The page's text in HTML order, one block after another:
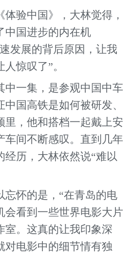
验中国》，大林觉得，
中国进步的内在机
发展的背后原因，让我
惊叹了”。
一集，是参观中国中车
国高铁是如何被研发、
里，他和搭档一起戴上安
车间不断感叹。直到几年
经历，大林依然说“难以
怀的是，“在青岛的电
会看到一些世界电影大片
室。这真的让我印象深
对电影中的细节情有独